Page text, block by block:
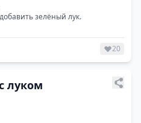
зелёный лук.
20
луком